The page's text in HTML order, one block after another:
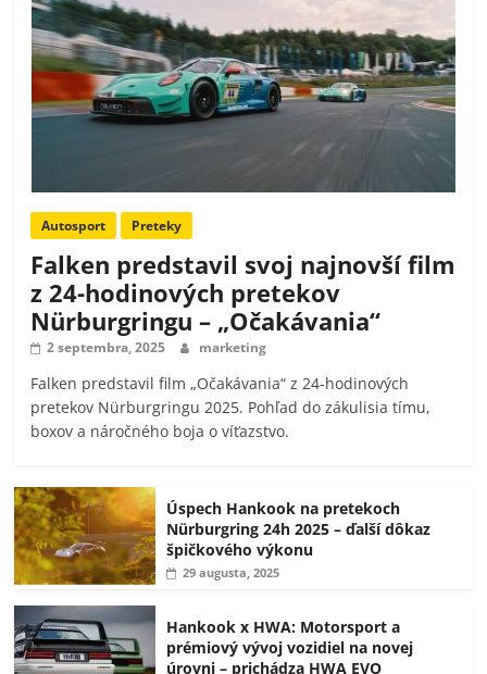
Autosport Preteky
Falken predstavil svoj najnovší film
z 24-hodinových pretekov
Nürburgringu – „Očakávania“
2 septembra, 2025 marketing
Falken predstavil film „Očakávania“ z 24-hodinových
pretekov Nürburgringu 2025. Pohľad do zákulisia tímu,
boxov a náročného boja o víťazstvo.
Úspech Hankook na pretekoch
Nürburgring 24h 2025 – ďalší dôkaz
špičkového výkonu
29 augusta, 2025
Hankook x HWA: Motorsport a
prémiový vývoj vozidiel na novej
úrovni – prichádza HWA EVO